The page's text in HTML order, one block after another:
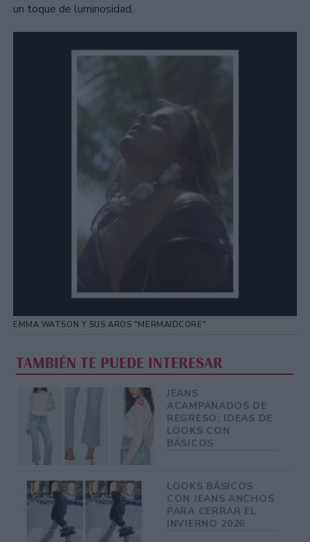
un toque de luminosidad.
EMMA WATSON Y SUS AROS "MERMAIDCORE"
TAMBIÉN TE PUEDE INTERESAR
JEANS
ACAMPANADOS DE
REGRESO: IDEAS DE
LOOKS CON
BÁSICOS
LOOKS BÁSICOS
CON JEANS ANCHOS
PARA CERRAR EL
INVIERNO 2026